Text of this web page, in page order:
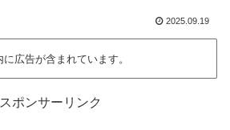
2025.09.19
に広告が含まれています。
スポンサーリンク